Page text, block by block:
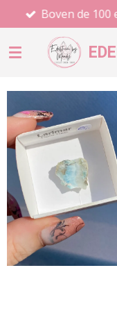
direct
naar
Boven de